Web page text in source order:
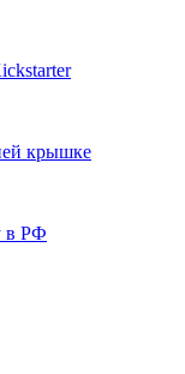
крышке
в РФ